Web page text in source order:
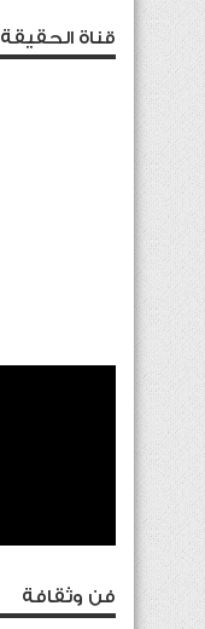
قناة الحقيقة
فن وثقافة